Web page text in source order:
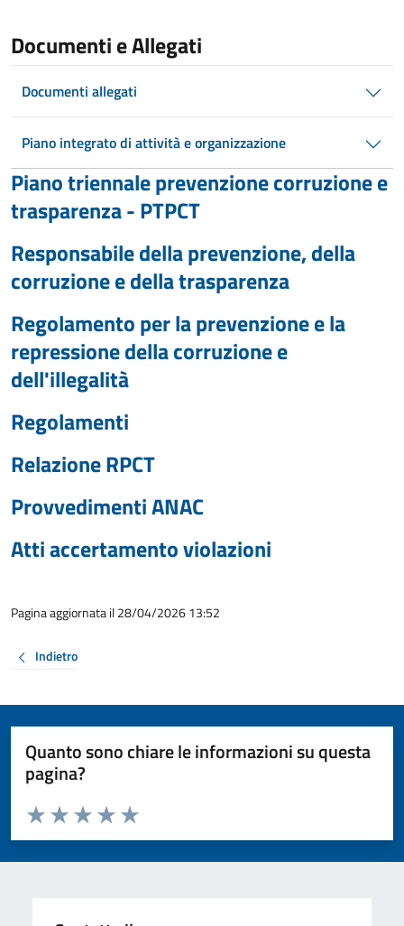
Documenti e Allegati
Documenti allegati
Piano integrato di attività e organizzazione
Piano triennale prevenzione corruzione e
trasparenza - PTPCT
Responsabile della prevenzione, della
corruzione e della trasparenza
Regolamento per la prevenzione e la
repressione della corruzione e
dell'illegalità
Regolamenti
Relazione RPCT
Provvedimenti ANAC
Atti accertamento violazioni
Pagina aggiornata il 28/04/2026 13:52
Indietro
Quanto sono chiare le informazioni su questa
pagina?
Valuta da 1 a 5 stelle la pagina
Valuta 5 stelle su 5
Valuta 4 stelle su 5
Valuta 3 stelle su 5
Valuta 2 stelle su 5
Valuta 1 stelle su 5